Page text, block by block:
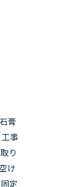
膏
事
り
け
定